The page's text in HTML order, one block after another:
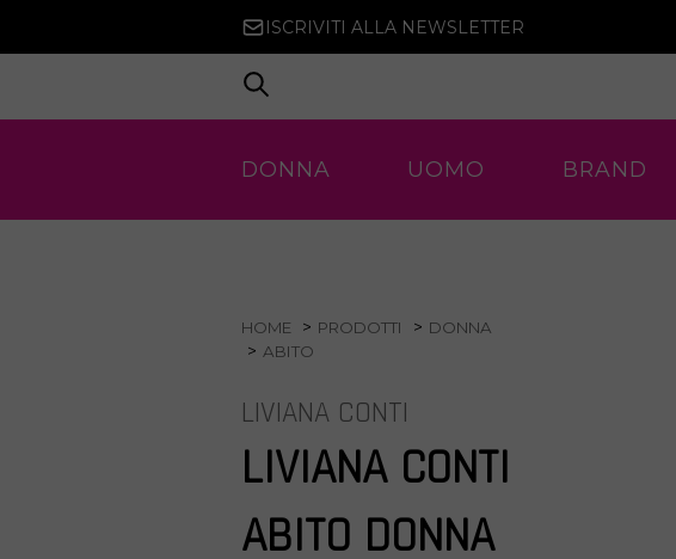
ISCRIVITI ALLA NEWSLETTER
DONNA UOMO BRAND
HOME PRODOTTI
DONNA
ABITO
LIVIANA CONTI
LIVIANA CONTI
ABITO DONNA